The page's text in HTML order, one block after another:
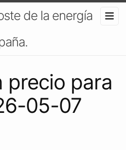
de la energía
precio para
05-07